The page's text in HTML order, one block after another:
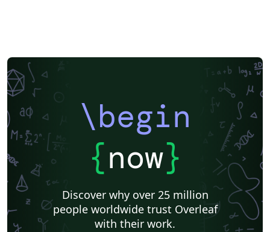
\begin
{now}
Discover why over 25 million
people worldwide trust Overleaf
with their work.